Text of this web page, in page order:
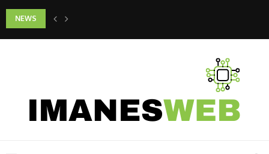
NEWS
Faut-il donner de l’argent de poche à son enfant et à quel âge ?